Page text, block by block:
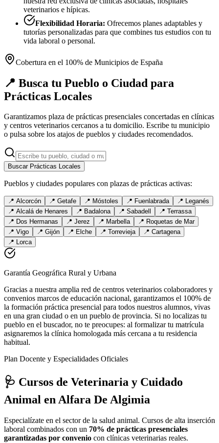
veterinarios e hípicas.
Flexibilidad Horaria: Ofrecemos planes adaptables y
tutorías personalizadas para que combines tus estudios con tu
vida laboral o personal.
Cobertura en el 100% de Municipios de España
📍 Busca tu Pueblo o Ciudad para
Prácticas Locales
Garantizamos plaza de prácticas presenciales concertadas en clínicas
y centros veterinarios cercanos a tu domicilio. Escribe tu municipio
o pulsa sobre los atajos de pueblos y ciudades recomendados.
Buscar Prácticas Locales
Pueblos y ciudades populares con plazas de prácticas activas:
📍 Alcorcón 📍 Getafe 📍 Móstoles 📍 Fuenlabrada 📍 Leganés
📍 Alcalá de Henares 📍 Badalona 📍 Sabadell 📍 Terrassa
📍 Dos Hermanas 📍 Jerez 📍 Marbella 📍 Roquetas de Mar
📍 Vigo 📍 Gijón 📍 Elche 📍 Torrevieja 📍 Cartagena
📍 Lorca
Garantía Geográfica Rural y Urbana
Gracias a nuestra amplia red de centros veterinarios colaboradores y
convenios marcos de educación nacional, garantizamos el 100% de
la formación práctica presencial para todos nuestros alumnos, vivas
en una gran ciudad o en un pueblo de provincia. Si no localizas tu
pueblo en el buscador, no te preocupes: al formalizar tu matrícula
asignaremos la clínica homologada más cercana a tu residencia
habitual.
Plan Docente y Especialidades Oficiales
🩺 Cursos de Veterinaria y Cuidado
Animal en Alfara De Algimia
Especialízate en el sector de la salud animal. Cursos de alta inserción
laboral combinados con un 70% de prácticas presenciales
garantizadas por convenio con clínicas veterinarias reales.